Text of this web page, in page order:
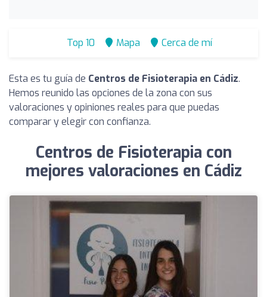
Top 10 Mapa Cerca de mí
Esta es tu guía de Centros de Fisioterapia en Cádiz.
Hemos reunido las opciones de la zona con sus
valoraciones y opiniones reales para que puedas
comparar y elegir con confianza.
Centros de Fisioterapia con
mejores valoraciones en Cádiz